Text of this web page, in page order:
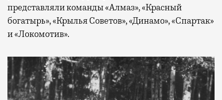
представляли команды «Алмаз», «Красный
богатырь», «Крылья Советов», «Динамо», «Спартак»
и «Локомотив».